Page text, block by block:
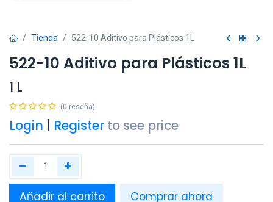
Tienda 522-10 Aditivo para Plásticos 1L
522-10 Aditivo para Plásticos 1L
1 L
(0 reseña)
Login Register to see price
Añadir al carrito Comprar ahora